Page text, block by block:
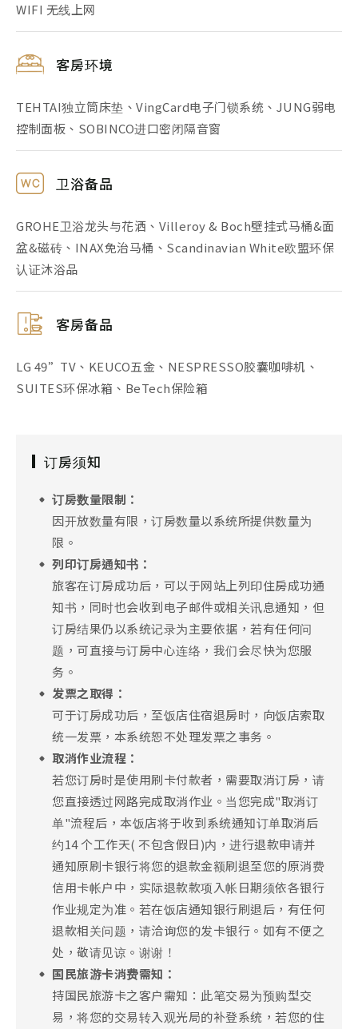
WIFI 无线上网
客房环境
TEHTAI独立筒床垫、VingCard电子门锁系统、JUNG弱电
控制面板、SOBINCO进口密闭隔音窗
卫浴备品
GROHE卫浴龙头与花洒、Villeroy & Boch壁挂式马桶&面
盆&磁砖、INAX免治马桶、Scandinavian White欧盟环保
认证沐浴品
客房备品
LG 49”TV、KEUCO五金、NESPRESSO胶囊咖啡机、
SUITES环保冰箱、BeTech保险箱
订房须知
订房数量限制：
因开放数量有限，订房数量以系统所提供数量为
限。
列印订房通知书：
旅客在订房成功后，可以于网站上列印住房成功通
知书，同时也会收到电子邮件或相关讯息通知，但
订房结果仍以系统记录为主要依据，若有任何问
题，可直接与订房中心连络，我们会尽快为您服
务。
发票之取得：
可于订房成功后，至饭店住宿退房时，向饭店索取
统一发票，本系统恕不处理发票之事务。
取消作业流程：
若您订房时是使用刷卡付款者，需要取消订房，请
您直接透过网路完成取消作业。当您完成"取消订
单"流程后，本饭店将于收到系统通知订单取消后
约14 个工作天( 不包含假日)内，进行退款申请并
通知原刷卡银行将您的退款金额刷退至您的原消费
信用卡帐户中，实际退款款项入帐日期须依各银行
作业规定为准。若在饭店通知银行刷退后，有任何
退款相关问题，请洽询您的发卡银行。如有不便之
处，敬请见谅。谢谢！
国民旅游卡消费需知：
持国民旅游卡之客户需知：此笔交易为预购型交
易，将您的交易转入观光局的补登系统，若您的住